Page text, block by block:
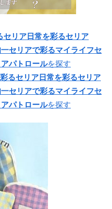
セリア日常を彩るセリア
セリアで彩るマイライフセ
パトロールを探す
るセリア日常を彩るセリア
セリアで彩るマイライフセ
パトロールを探す